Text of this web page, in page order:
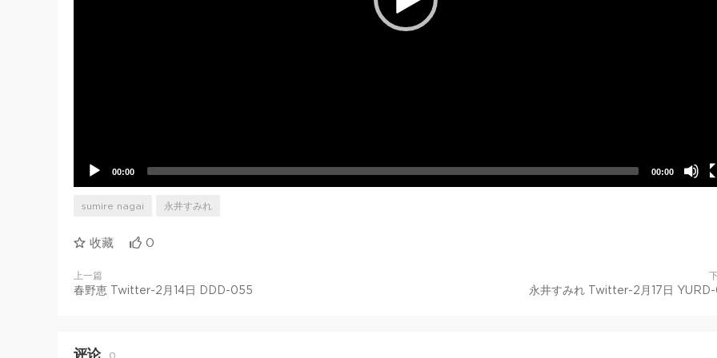
00:00 00:00
sumire nagai 永井すみれ
收藏 0
上一篇
春野恵 Twitter-2月14日 DDD-055 永井すみれ Twitter-2月17日
评论 0